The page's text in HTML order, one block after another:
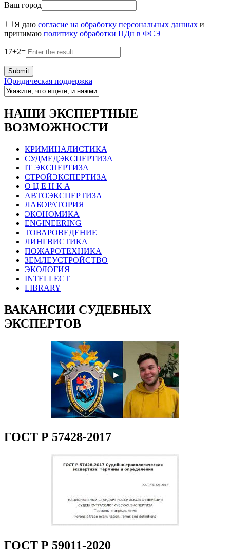
Ваш город
Я даю согласие на обработку персональных данных и
принимаю политику обработки ПДн в ФСЭ
17+2=
Юридическая поддержка
НАШИ ЭКСПЕРТНЫЕ
ВОЗМОЖНОСТИ
КРИМИНАЛИСТИКА
СУДМЕДЭКСПЕРТИЗА
IT ЭКСПЕРТИЗА
СТРОЙЭКСПЕРТИЗА
О Ц Е Н К А
АВТОЭКСПЕРТИЗА
ЛАБОРАТОРИЯ
ЭКОНОМИКА
ENGINEERING
ТОВАРОВЕДЕНИЕ
ЛИНГВИСТИКА
ПОЖАРОТЕХНИКА
ЗЕМЛЕУСТРОЙСТВО
ЭКОЛОГИЯ
INTELLECT
LIBRARY
ВАКАНСИИ СУДЕБНЫХ
ЭКСПЕРТОВ
ГОСТ Р 57428-2017
ГОСТ Р 59011-2020